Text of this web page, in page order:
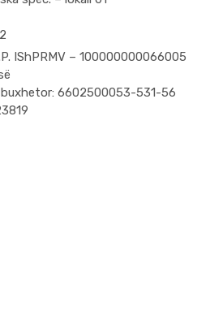
IShPRMV – 100000000066005
6602500053-531-56